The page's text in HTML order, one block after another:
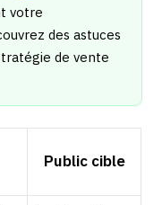
votre
des astuces
de vente
Public cible